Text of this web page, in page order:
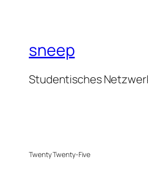
sneep
Studentisches
Twenty Twenty-Five